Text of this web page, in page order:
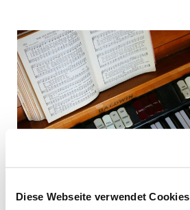
Diese Webseite verwendet Cookies